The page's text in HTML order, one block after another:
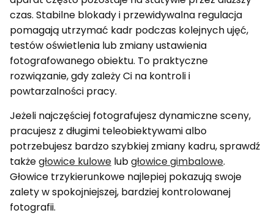
czas. Stabilne blokady i przewidywalna regulacja
pomagają utrzymać kadr podczas kolejnych ujęć,
testów oświetlenia lub zmiany ustawienia
fotografowanego obiektu. To praktyczne
rozwiązanie, gdy zależy Ci na kontroli i
powtarzalności pracy.
Jeżeli najczęściej fotografujesz dynamiczne sceny,
pracujesz z długimi teleobiektywami albo
potrzebujesz bardzo szybkiej zmiany kadru, sprawdź
takżegłowice kulowe lubgłowice gimbalowe.
Głowice trzykierunkowe najlepiej pokazują swoje
zalety w spokojniejszej, bardziej kontrolowanej
fotografii.